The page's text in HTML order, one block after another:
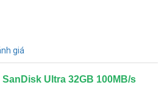
giá
Ultra 32GB 100MB/s